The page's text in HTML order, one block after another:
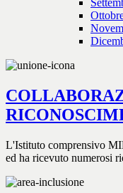
L'Istituto comprensivo
ed ha ricevuto numerosi